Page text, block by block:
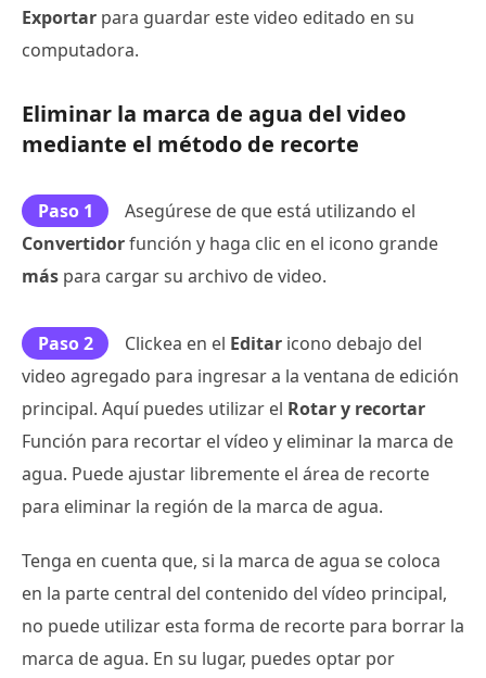
Exportar para guardar este video editado en su
computadora.
Eliminar la marca de agua del video
mediante el método de recorte
Paso 1
Asegúrese de que está utilizando el
Convertidorfunción y haga clic en el icono grande
más para cargar su archivo de video.
Paso 2 Clickea en el Editar icono debajo del
video agregado para ingresar a la ventana de edición
principal. Aquí puedes utilizar el Rotar y recortar
Función para recortar el vídeo y eliminar la marca de
agua. Puede ajustar libremente el área de recorte
para eliminar la región de la marca de agua.
Tenga en cuenta que, si la marca de agua se coloca
en la parte central del contenido del vídeo principal,
no puede utilizar esta forma de recorte para borrar la
marca de agua. En su lugar, puedes optar por